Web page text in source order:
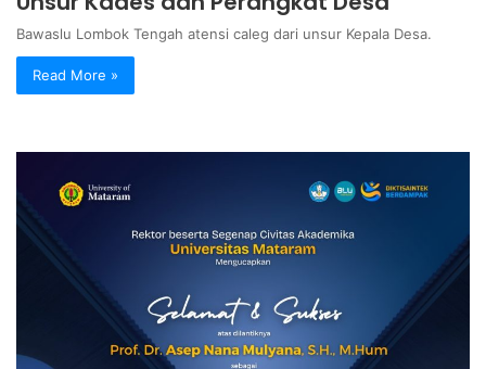
Bawaslu Lombok Tengah atensi caleg dari unsur Kepala Desa.
Read More »